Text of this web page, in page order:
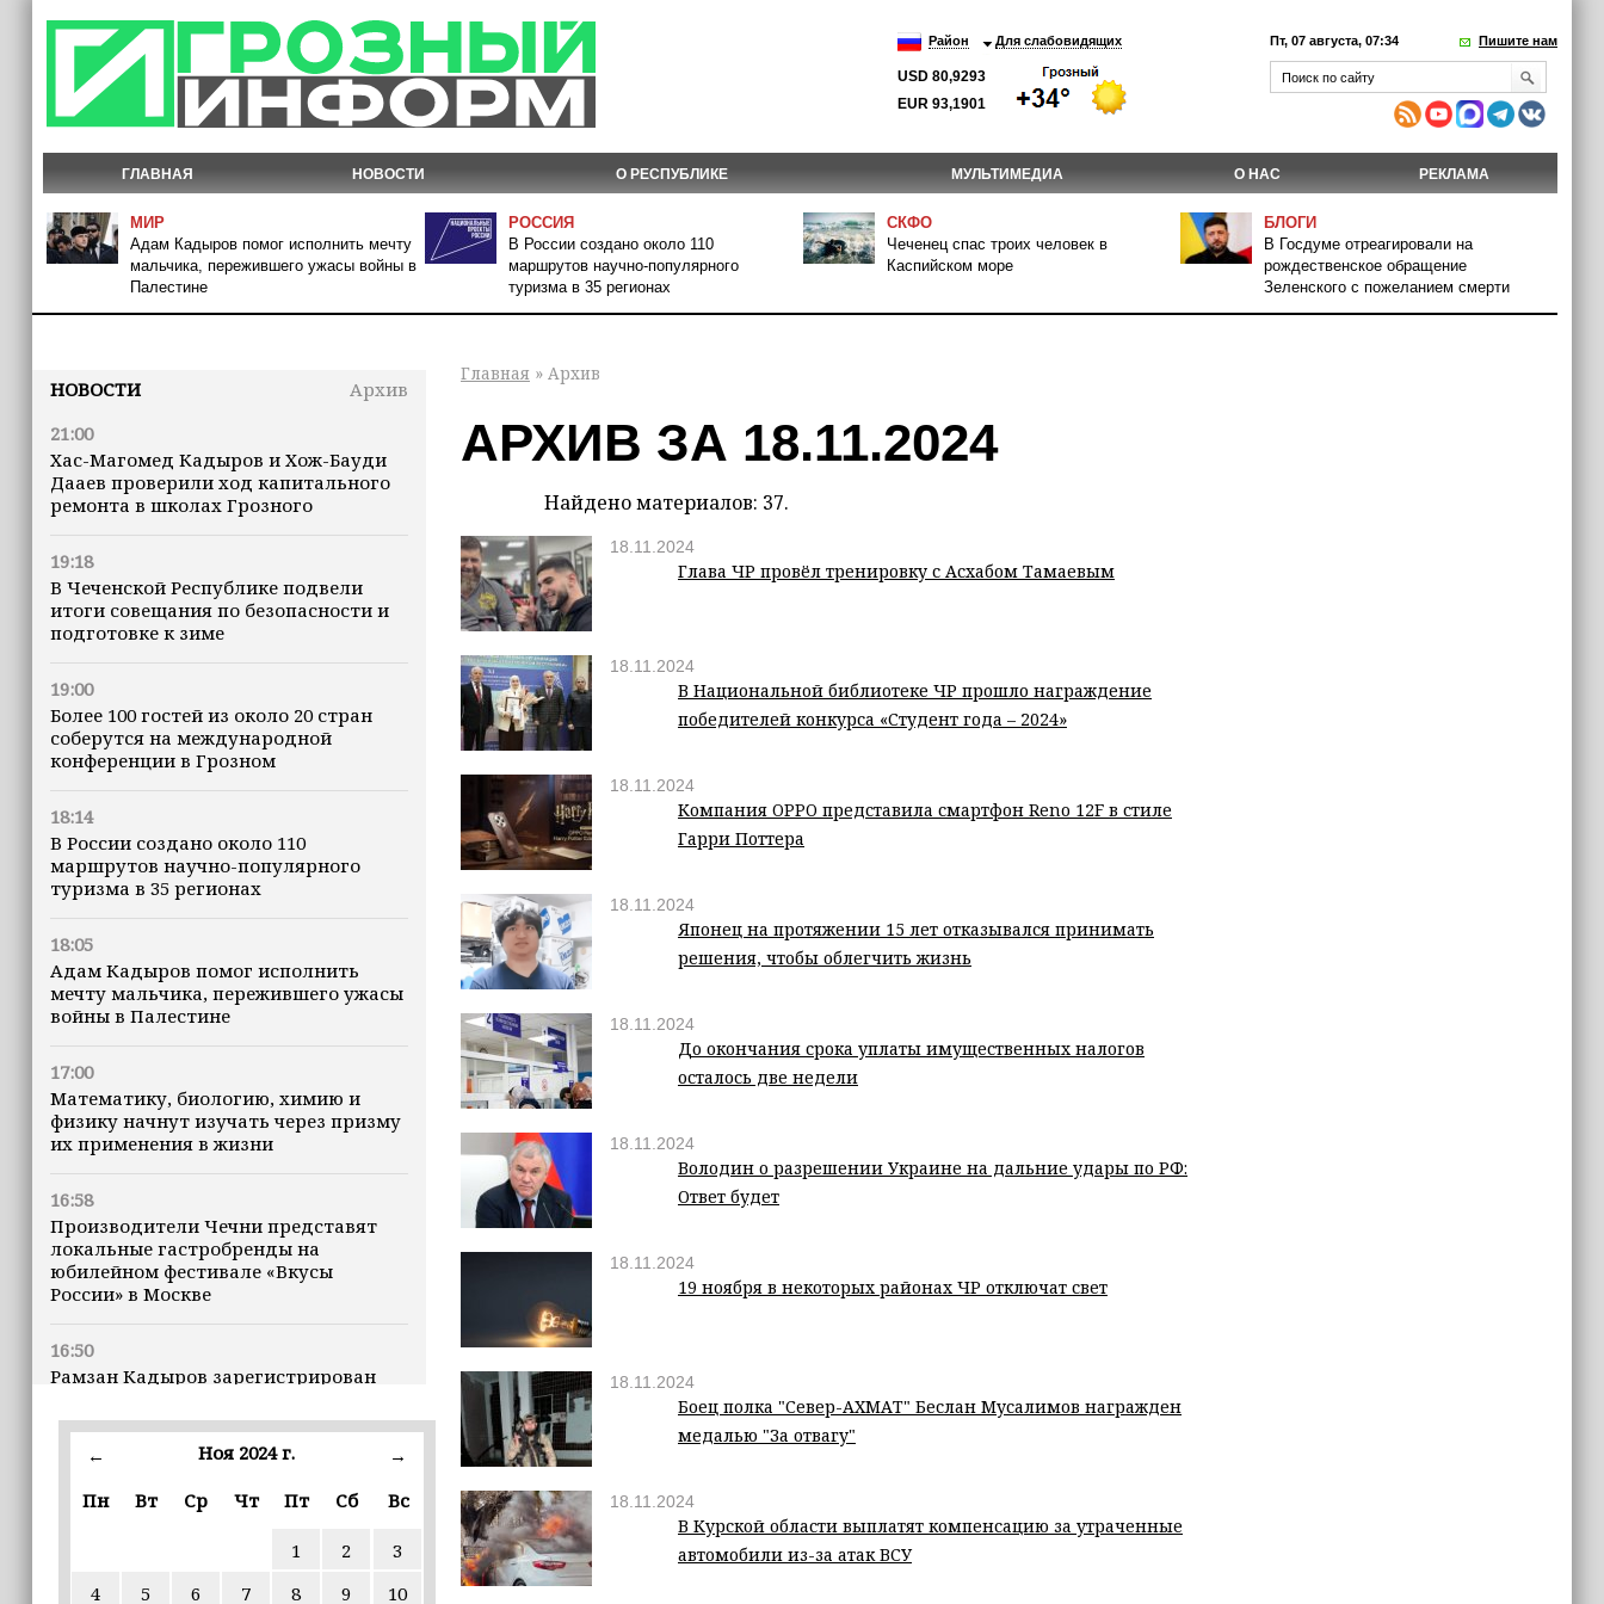
Район Для слабовидящих
USD 80,9293
EUR 93,1901
Пт, 07 августа, 07:34 Пишите нам
ГЛАВНАЯ НОВОСТИ О РЕСПУБЛИКЕ МУЛЬТИМЕДИА О НАС РЕКЛАМА
МИР
Адам Кадыров помог исполнить мечту
мальчика, пережившего ужасы войны в
Палестине
РОССИЯ
В России создано около 110
маршрутов научно-популярного
туризма в 35 регионах
СКФО
Чеченец спас троих человек в
Каспийском море
БЛОГИ
В Госдуме отреагировали на
рождественское обращение
Зеленского с пожеланием смерти
НОВОСТИ
Архив
21:00
Хас-Магомед Кадыров и Хож-Бауди
Дааев проверили ход капитального
ремонта в школах Грозного
19:18
В Чеченской Республике подвели
итоги совещания по безопасности и
подготовке к зиме
19:00
Более 100 гостей из около 20 стран
соберутся на международной
конференции в Грозном
18:14
В России создано около 110
маршрутов научно-популярного
туризма в 35 регионах
18:05
Адам Кадыров помог исполнить
мечту мальчика, пережившего ужасы
войны в Палестине
17:00
Математику, биологию, химию и
физику начнут изучать через призму
их применения в жизни
16:58
Производители Чечни представят
локальные гастробренды на
юбилейном фестивале «Вкусы
России» в Москве
16:50
Рамзан Кадыров зарегистрирован
16:47
землетрясения, рассказала
← Ноя 2024 г.
→
Пн
Вт Ср Чт Пт Сб Вс
1 2
3
4
5 6 7 8 9 10
Главная » Архив
АРХИВ ЗА 18.11.2024
Найдено материалов: 37.
18.11.2024
Глава ЧР провёл тренировку с Асхабом Тамаевым
18.11.2024
В Национальной библиотеке ЧР прошло награждение
победителей конкурса «Студент года –­ 2024»
18.11.2024
Компания OPPO представила смартфон Reno 12F в стиле
Гарри Поттера
18.11.2024
Японец на протяжении 15 лет отказывался принимать
решения, чтобы облегчить жизнь
18.11.2024
До окончания срока уплаты имущественных налогов
осталось две недели
18.11.2024
Володин о разрешении Украине на дальние удары по РФ:
Ответ будет
18.11.2024
19 ноября в некоторых районах ЧР отключат свет
18.11.2024
Боец полка "Север-АХМАТ" Беслан Мусалимов награжден
медалью "За отвагу"
18.11.2024
В Курской области выплатят компенсацию за утраченные
автомобили из-за атак ВСУ